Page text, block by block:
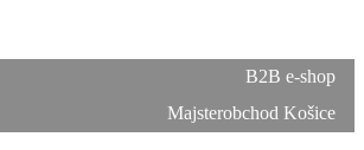
B2B e-shop
Majsterobchod Košice